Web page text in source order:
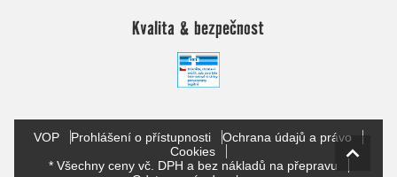
Kvalita & bezpečnost
VOP Prohlášení o přístupnosti
Ochrana údajů a právo
Cookies
* Všechny ceny vč. DPH a bez nákladů na přepravu